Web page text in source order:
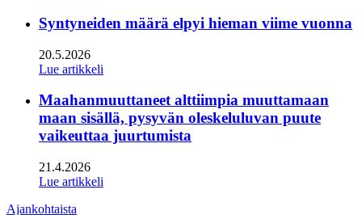
Syntyneiden määrä elpyi hieman viime vuonna
20.5.2026
Lue artikkeli
Maahanmuuttaneet alttiimpia muuttamaan
maan sisällä, pysyvän oleskeluluvan puute
vaikeuttaa juurtumista
21.4.2026
Lue artikkeli
Ajankohtaista